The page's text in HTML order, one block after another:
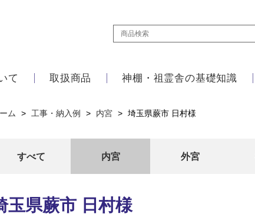
て 取扱商品 神棚・祖霊舎の基礎知識
ム > 工事・納入例 > 内宮 > 埼玉県蕨市 日村様
すべて 内宮 外宮
玉県蕨市 日村様